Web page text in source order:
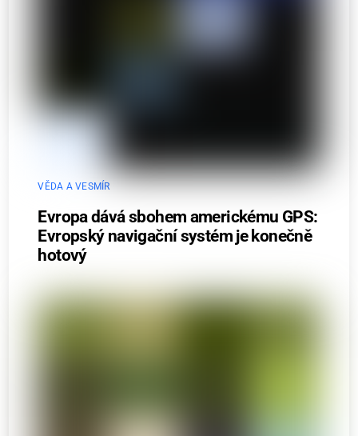
VĚDA A VESMÍR
Evropa dává sbohem americkému GPS:
Evropský navigační systém je konečně
hotový